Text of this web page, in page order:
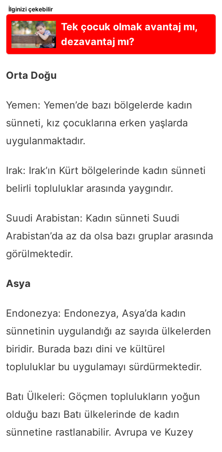
İlginizi çekebilir
Tek çocuk olmak avantaj mı,
dezavantaj mı?
Orta Doğu
Yemen: Yemen’de bazı bölgelerde kadın
sünneti, kız çocuklarına erken yaşlarda
uygulanmaktadır.
Irak: Irak’ın Kürt bölgelerinde kadın sünneti
belirli topluluklar arasında yaygındır.
Suudi Arabistan: Kadın sünneti Suudi
Arabistan’da az da olsa bazı gruplar arasında
görülmektedir.
Asya
Endonezya: Endonezya, Asya’da kadın
sünnetinin uygulandığı az sayıda ülkelerden
biridir. Burada bazı dini ve kültürel
topluluklar bu uygulamayı sürdürmektedir.
Batı Ülkeleri: Göçmen toplulukların yoğun
olduğu bazı Batı ülkelerinde de kadın
sünnetine rastlanabilir. Avrupa ve Kuzey